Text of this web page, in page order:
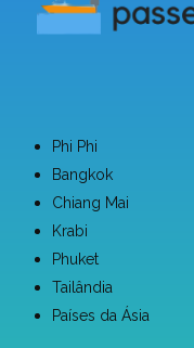
Phi Phi
Bangkok
Chiang Mai
Krabi
Phuket
Tailândia
Países da Ásia